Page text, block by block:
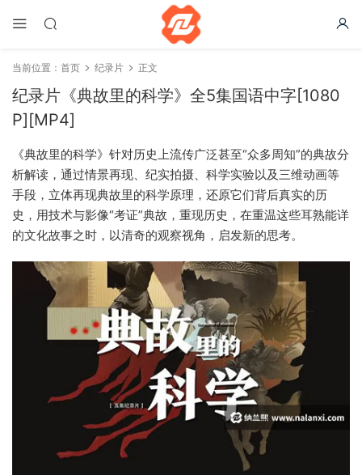
当前位置： 首页 纪录片 正文
纪录片《典故里的科学》全5集国语中字[1080
P][MP4]
《典故里的科学》针对历史上流传广泛甚至“众多周知”的典故分
析解读，通过情景再现、纪实拍摄、科学实验以及三维动画等
手段，立体再现典故里的科学原理，还原它们背后真实的历
史，用技术与影像“考证”典故，重现历史，在重温这些耳熟能详
的文化故事之时，以清奇的观察视角，启发新的思考。